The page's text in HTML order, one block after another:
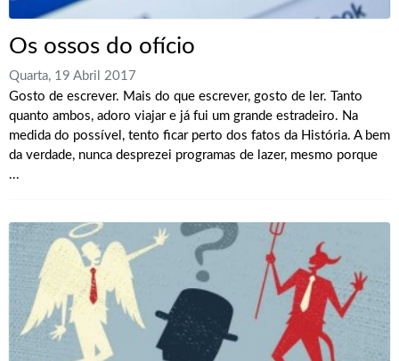
Os ossos do ofício
Quarta, 19 Abril 2017
Gosto de escrever. Mais do que escrever, gosto de ler. Tanto
quanto ambos, adoro viajar e já fui um grande estradeiro. Na
medida do possível, tento ficar perto dos fatos da História. A bem
da verdade, nunca desprezei programas de lazer, mesmo porque
...